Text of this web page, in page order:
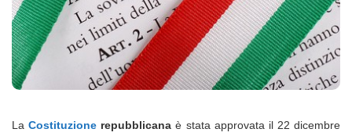
LaCostituzione repubblicana è stata approvata il 22 dicembre